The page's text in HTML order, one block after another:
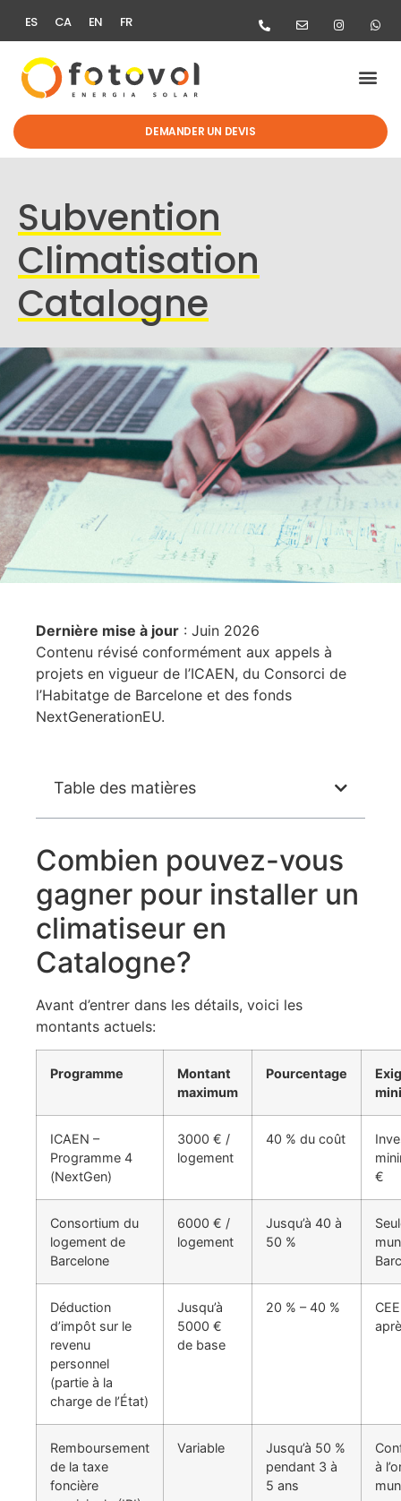
ES CA EN FR
DEMANDER UN DEVIS
Subvention
Climatisation
Catalogne
Dernière mise à jour : Juin 2026
Contenu révisé conformément aux appels à
projets en vigueur de l’ICAEN, du Consorci de
l’Habitatge de Barcelone et des fonds
NextGenerationEU.
Table des matières
Combien pouvez-vous
gagner pour installer un
climatiseur en
Catalogne?
Avant d’entrer dans les détails, voici les
montants actuels:
Programme
Montant
maximum
Pourcentage
ICAEN –
Programme 4
(NextGen)
3000 € /
logement
40 % du coût
€
Consortium du
logement de
Barcelone
6000 € /
logement
Jusqu’à 40 à
50 %
Déduction
d’impôt sur le
revenu
personnel
(partie à la
charge de l’État)
Jusqu’à
5000 €
de base
20 % – 40 %
Remboursement
de la taxe
foncière
Variable
Jusqu’à 50 %
pendant 3 à
5 ans
à